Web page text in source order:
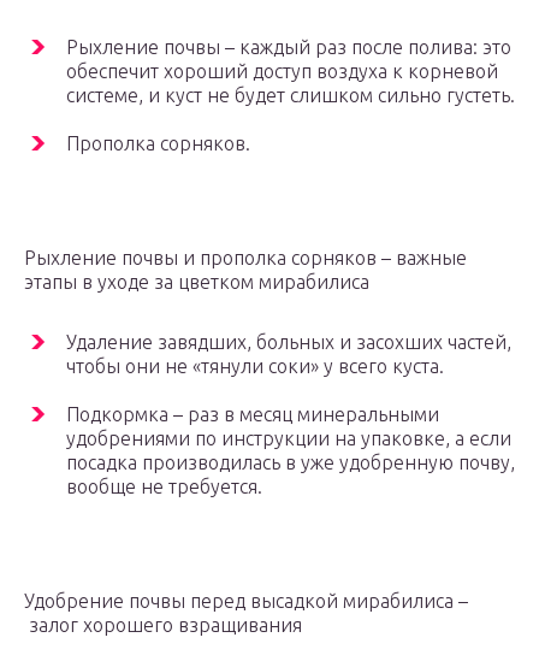
Рыхление почвы – каждый раз после полива: это
обеспечит хороший доступ воздуха к корневой
системе, и куст не будет слишком сильно густеть.
Прополка сорняков.
Рыхление почвы и прополка сорняков – важные
этапы в уходе за цветком мирабилиса
Удаление завядших, больных и засохших частей,
чтобы они не «тянули соки» у всего куста.
Подкормка – раз в месяц минеральными
удобрениями по инструкции на упаковке, а если
посадка производилась в уже удобренную почву,
вообще не требуется.
Удобрение почвы перед высадкой мирабилиса –
залог хорошего взращивания